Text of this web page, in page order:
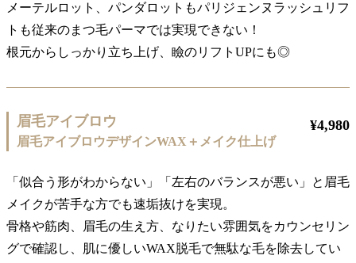
メーテルロット、パンダロットもパリジェンヌラッシュリフ
トも従来のまつ毛パーマでは実現できない！
根元からしっかり立ち上げ、瞼のリフトUPにも◎
眉毛アイブロウ
眉毛アイブロウデザインWAX＋メイク仕上げ
¥4,980
「似合う形がわからない」「左右のバランスが悪い」と眉毛
メイクが苦手な方でも速垢抜けを実現。
骨格や筋肉、眉毛の生え方、なりたい雰囲気をカウンセリン
グで確認し、肌に優しいWAX脱毛で無駄な毛を除去してい